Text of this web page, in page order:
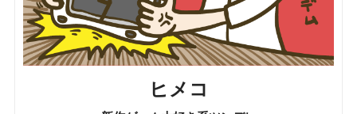
ヒメコ